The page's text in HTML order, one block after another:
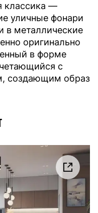
классика —
уличные фонари
в металлические
оригинально
в форме
с
создающим образ